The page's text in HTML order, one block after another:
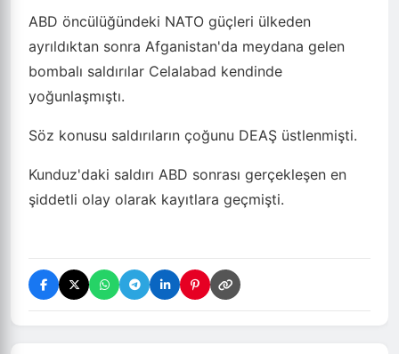
ABD öncülüğündeki NATO güçleri ülkeden
ayrıldıktan sonra Afganistan'da meydana gelen
bombalı saldırılar Celalabad kendinde
yoğunlaşmıştı.
Söz konusu saldırıların çoğunu DEAŞ üstlenmişti.
Kunduz'daki saldırı ABD sonrası gerçekleşen en
şiddetli olay olarak kayıtlara geçmişti.